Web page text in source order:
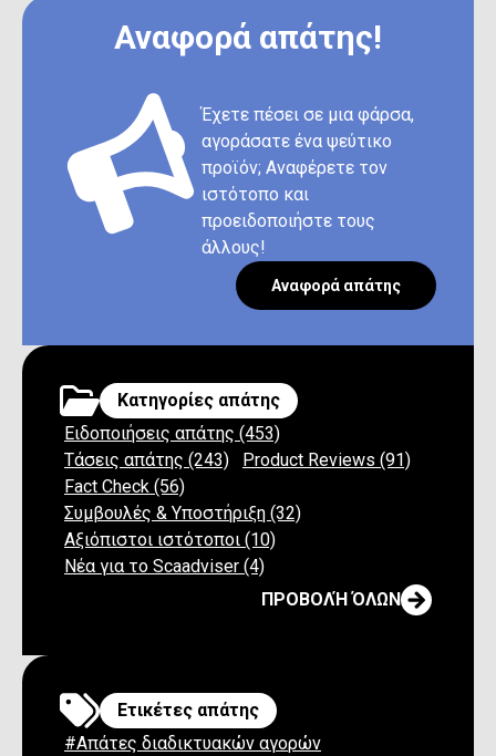
Αναφορά απάτης!
Έχετε πέσει σε μια φάρσα,
αγοράσατε ένα ψεύτικο
προϊόν; Αναφέρετε τον
ιστότοπο και
προειδοποιήστε τους
άλλους!
Αναφορά απάτης
Κατηγορίες απάτης
Ειδοποιήσεις απάτης (453)
Τάσεις απάτης (243)
Product Reviews (91)
Fact Check (56)
Συμβουλές & Υποστήριξη (32)
Αξιόπιστοι ιστότοποι (10)
Νέα για το Scaadviser (4)
ΠΡΟΒΟΛΉ ΌΛΩΝ
Ετικέτες απάτης
#Απάτες διαδικτυακών αγορών